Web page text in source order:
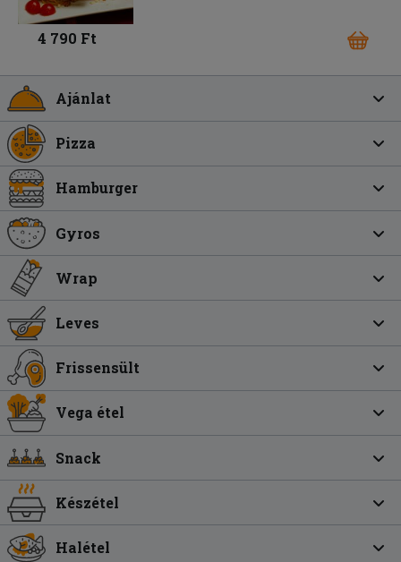
4 790 Ft
Ajánlat
Pizza
Hamburger
Gyros
Wrap
Leves
Frissensült
Vega étel
Snack
Készétel
Halétel